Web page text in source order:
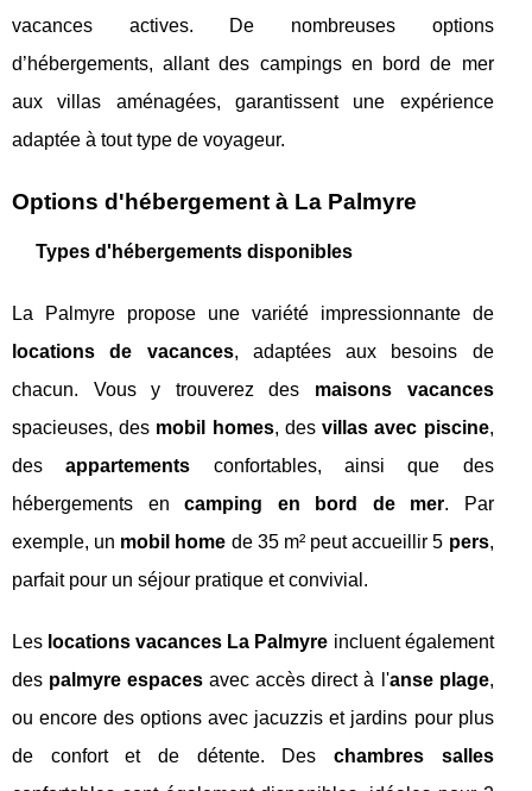
vacances actives. De nombreuses options
d’hébergements, allant des campings en bord de mer
aux villas aménagées, garantissent une expérience
adaptée à tout type de voyageur.
Options d'hébergement à La Palmyre
Types d'hébergements disponibles
La Palmyre propose une variété impressionnante de
locations de vacances, adaptées aux besoins de
chacun. Vous y trouverez des maisons vacances
spacieuses, des mobil homes, desvillas avec piscine,
desappartements confortables, ainsi que des
hébergements encamping en bord de mer. Par
exemple, un mobil home de 35 m² peut accueillir 5 pers,
parfait pour un séjour pratique et convivial.
Les locations vacances La Palmyre incluent également
des palmyre espaces avec accès direct à l'anse plage,
ou encore des options avec jacuzzis et jardins pour plus
de confort et de détente. Des chambres salles